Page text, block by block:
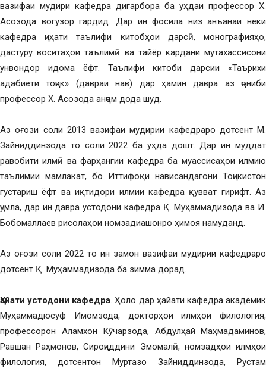
вазифаи мудири кафедра дигарбора ба уҳдаи профессор Х.
Асозода вогузор гардид. Дар ин фосила низ анъанаи неки
кафедра ҷиҳати таълифи китобҳои дарсӣ, монографияҳо,
дастуру воситаҳои таълимӣ ва тайёр кардани мутахассисони
унвондор идома ёфт. Таълифи китоби дарсии «Таърихи
адабиёти тоҷик» (давраи нав) дар ҳамин давра аз ҷониби
профессор Х. Асозода анҷом дода шуд.
Аз оғози соли 2013 вазифаи мудирии кафедраро дотсент М.
Зайниддинзода то соли 2022 ба уҳда дошт. Дар ин муддат
равобити илмӣ ва фарҳангии кафедра ба муассисаҳои илмию
таълимии мамлакат, бо Иттифоқи нависандагони Тоҷикистон
густариш ёфт ва иқтидори илмии кафедра қувват гирифт. Аз
ҷумла, дар ин давра устодони кафедра Қ. Муҳаммадизода ва И.
Бобомаллаев рисолаҳои номзадиашонро ҳимоя намуданд.
Аз оғози соли 2022 то ин замон вазифаи мудирии кафедраро
дотсент Қ. Муҳаммадизода ба зимма дорад.
Ҳайати устодони кафедра. Ҳоло дар ҳайати кафедра академик
Муҳаммадюсуф Имомзода, докторҳои илмҳои филология,
профессорон Аламхон Кӯчарзода, Абдулҳай Маҳмадаминов,
Равшан Раҳмонов, Сироҷиддини Эмомалӣ, номзадҳои илмҳои
филология, дотсентон Муртазо Зайниддинзода, Рустам